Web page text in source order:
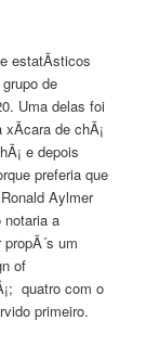
estatÃ­sticos
de
Uma delas foi
de chÃ¡
e depois
preferia que
Aylmer
notaria a
um
of
quatro com o
primeiro.